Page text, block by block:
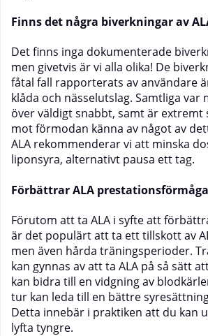
Finns det några biverkningar av
Det finns inga dokumenterade
men givetvis är vi alla olika! De
fåtal fall rapporterats av användare
klåda och nässelutslag. Samtliga var
över väldigt snabbt, samt är extremt
mot förmodan känna av något av
ALA rekommenderar vi att minska
liponsyra, alternativt pausa ett tag.
Förbättrar ALA
Förutom att ta ALA i syfte att
är det populärt att ta ett tillskott av
men även hårda träningsperioder.
kan gynnas av att ta ALA på så sätt
kan bidra till en vidgning av
tur kan leda till en bättre
Detta innebär i praktiken att du kan
lyfta tyngre.